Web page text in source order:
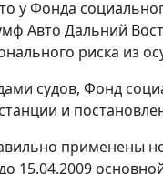
у Фонда
Авто Дальний
риска из
судов, Фонд
и
применены
15.04.2009